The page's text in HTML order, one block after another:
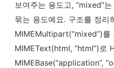
보여주는 용도고, “mixed”
묶는 용도예요. 구조를 정리
MIMEMultipart(“mixed”)를
MIMEText(html, “html”)로
MIMEBase(“application”,